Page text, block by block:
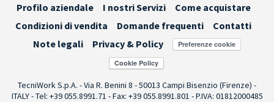
Profilo aziendale I nostri Servizi
Come acquistare
Condizioni di vendita
Domande frequenti
Contatti
Note legali
Privacy & Policy Preferenze cookie
TecniWork S.p.A. - Via R. Benini 8 - 50013 Campi Bisenzio (Firenze) -
ITALY - Tel: +39 055.8991.71 - Fax: +39 055.8991.801 - P.IVA: 01812000485